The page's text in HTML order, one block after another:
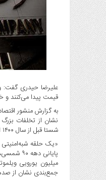
استارت
آپ
و
فن
آوری
بانک
،
بیمه
و
ارز
دیجیتال
کشاورزی
و
صنایع
غذایی
علیرضا حیدری گفت:
قیمت پیدا می‌کنند
نشان از تخلفات
شستا قبل از سال ۱۴۰۰ است، اما با وجودِ عدم تغییر ساختارها در سال‌های بعدتر، احتمال تداوم این تخلفات جدی‌ست.
«یک حلقه شبه‌امنیتی
میلیون یورویی
جمع‌بندی نشان از